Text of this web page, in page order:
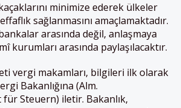
minimize ederek ülkeler
sağlanmasını amaçlamaktadır.
arasında değil, anlaşmaya
kurumları arasında paylaşılacaktır.
vergi makamları, bilgileri ilk olarak
Bakanlığına (Alm.
Steuern) iletir. Bakanlık,